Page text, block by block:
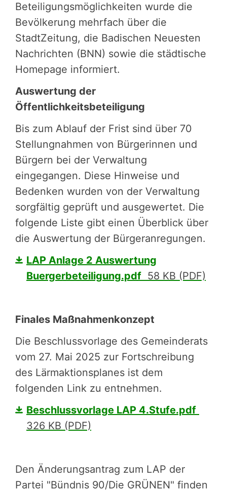
Beteiligungsmöglichkeiten wurde die
Bevölkerung mehrfach über die
StadtZeitung, die Badischen Neuesten
Nachrichten (BNN) sowie die städtische
Homepage informiert.
Auswertung der
Öffentlichkeitsbeteiligung
Bis zum Ablauf der Frist sind über 70
Stellungnahmen von Bürgerinnen und
Bürgern bei der Verwaltung
eingegangen. Diese Hinweise und
Bedenken wurden von der Verwaltung
sorgfältig geprüft und ausgewertet. Die
folgende Liste gibt einen Überblick über
die Auswertung der Bürgeranregungen.
LAP Anlage 2 Auswertung
Buergerbeteiligung.pdf 58 KB (PDF)
Finales Maßnahmenkonzept
Die Beschlussvorlage des Gemeinderats
vom 27. Mai 2025 zur Fortschreibung
des Lärmaktionsplanes ist dem
folgenden Link zu entnehmen.
Beschlussvorlage LAP 4.Stufe.pdf
326 KB (PDF)
Den Änderungsantrag zum LAP der
Partei "Bündnis 90/Die GRÜNEN" finden